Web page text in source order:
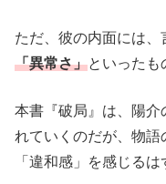
ただ、彼の内面には
「異常さ」といったも
本書『破局』は、陽
れていくのだが、物
「違和感」を感じるは